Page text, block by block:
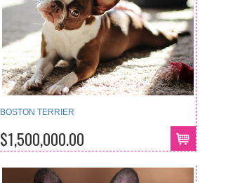
BOSTON TERRIER
$1,500,000.00